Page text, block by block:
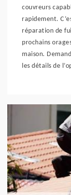
couvreurs
rapidement.
réparation de
prochains
maison.
les détails de